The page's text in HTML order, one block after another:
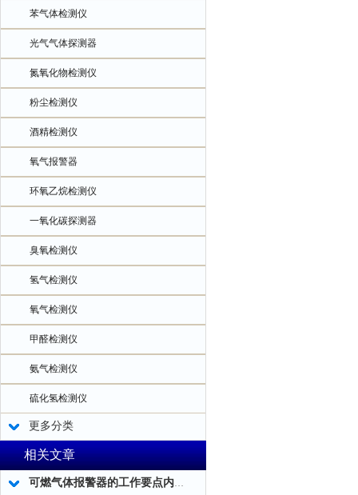
苯气体检测仪
光气气体探测器
氮氧化物检测仪
粉尘检测仪
酒精检测仪
氧气报警器
环氧乙烷检测仪
一氧化碳探测器
臭氧检测仪
氢气检测仪
氧气检测仪
甲醛检测仪
氨气检测仪
硫化氢检测仪
更多分类
相关文章
可燃气体报警器的工作要点内容和优化工作